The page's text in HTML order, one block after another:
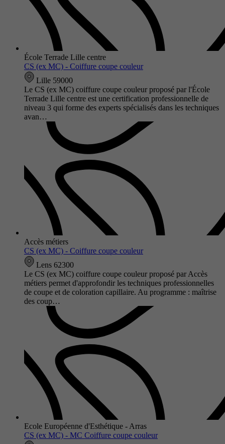
École Terrade Lille centre
CS (ex MC) - Coiffure coupe couleur
Lille 59000
Le CS (ex MC) coiffure coupe couleur proposé par l'École
Terrade Lille centre est une certification professionnelle de
niveau 3 qui forme des experts spécialisés dans les techniques
avan…
Accès métiers
CS (ex MC) - Coiffure coupe couleur
Lens 62300
Le CS (ex MC) coiffure coupe couleur proposé par Accès
métiers permet d'approfondir les techniques professionnelles
de coupe et de coloration capillaire. Au programme : maîtrise
des coup…
Ecole Européenne d'Esthétique - Arras
CS (ex MC) - MC Coiffure coupe couleur